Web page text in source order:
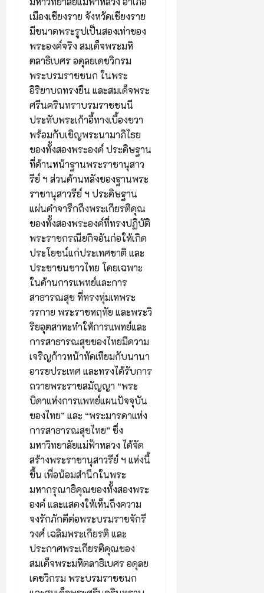
เมืองเชียงราย จังหวัดเชียงราย
มีขนาดพระรูปเป็นสองเท่าของ
พระองค์จริง สมเด็จพระมหิ
ตลาธิเบศร อดุลยเดชวิกรม
พระบรมราชชนก ในพระ
อิริยาบถทรงยืน และสมเด็จพระ
ศรีนครินทราบรมราชชนนี
ประทับพระเก้าอี้ทางเบื้องขวา
พร้อมกับเชิญพระนามาภิไธย
ของทั้งสองพระองค์ ประดิษฐาน
ที่ด้านหน้าฐานพระราชานุสาว
รีย์ ฯ ส่วนด้านหลังของฐานพระ
ราชานุสาวรีย์ ฯ ประดิษฐาน
แผ่นคำจารึกถึงพระเกียรติคุณ
ของทั้งสองพระองค์ที่ทรงปฏิบัติ
พระราชกรณียกิจอันก่อให้เกิด
ประโยชน์แก่ประเทศชาติ และ
ประชาชนชาวไทย โดยเฉพาะ
ในด้านการแพทย์และการ
สาธารณสุข ที่ทรงทุ่มเทพระ
วรกาย พระราชหฤทัย และพระวิ
ริยอุตสาหะทำให้การแพทย์และ
การสาธารณสุขของไทยมีความ
เจริญก้าวหน้าทัดเทียมกับนานา
อารยประเทศ และทรงได้รับการ
ถวายพระราชสมัญญา “พระ
บิดาแห่งการแพทย์แผนปัจจุบัน
ของไทย” และ “พระมารดาแห่ง
การสาธารณสุขไทย” ซึ่ง
มหาวิทยาลัยแม่ฟ้าหลวง ได้จัด
สร้างพระราชานุสาวรีย์ ฯ แห่งนี้
ขึ้น เพื่อน้อมสำนึกในพระ
มหากรุณาธิคุณของทั้งสองพระ
องค์ และแสดงให้เห็นถึงความ
จงรักภักดีต่อพระบรมราชจักรี
วงศ์ เฉลิมพระเกียรติ และ
ประกาศพระเกียรติคุณของ
สมเด็จพระมหิตลาธิเบศร อดุลย
เดชวิกรม พระบรมราชชนก